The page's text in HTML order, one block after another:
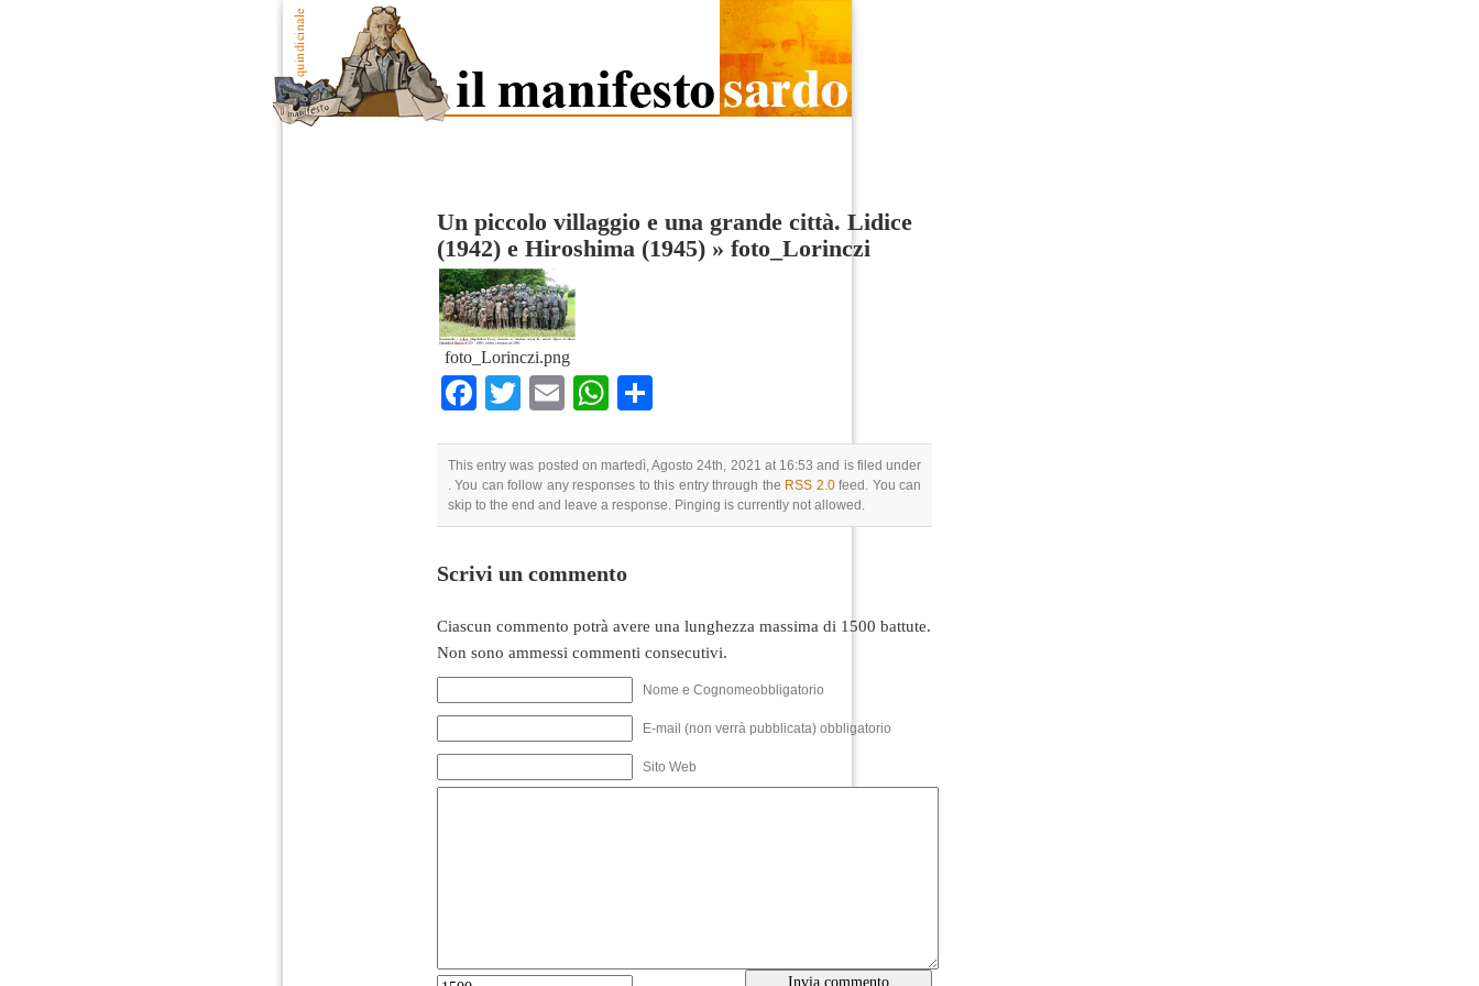
Un piccolo villaggio e una grande città. Lidice
(1942) e Hiroshima (1945) » foto_Lorinczi
foto_Lorinczi.png
Facebook
TwitterEmailWhatsApp
This entry was posted on martedì, Agosto 24th, 2021 at 16:53 and is filed under
. You can follow any responses to this entry through the RSS 2.0feed. You can
skip to the end and leave a response. Pinging is currently not allowed.
Scrivi un commento
Ciascun commento potrà avere una lunghezza massima di 1500 battute.
Non sono ammessi commenti consecutivi.
Nome e Cognomeobbligatorio
E-mail (non verrà pubblicata) obbligatorio
Sito Web